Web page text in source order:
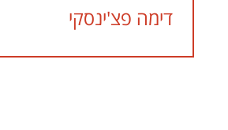
דימה פצ'ינסקי